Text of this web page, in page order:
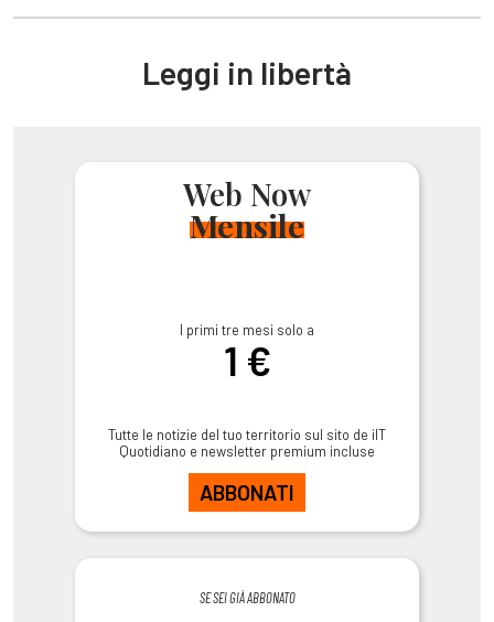
Leggi in libertà
Web Now
Mensile
I primi tre mesi solo a
1 €
Tutte le notizie del tuo territorio sul sito de ilT
Quotidiano e newsletter premium incluse
ABBONATI
SE SEI GIÀ ABBONATO